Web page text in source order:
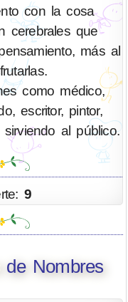
con la cosa
cerebrales que
más al
como médico,
escritor, pintor,
al público.
9
de Nombres